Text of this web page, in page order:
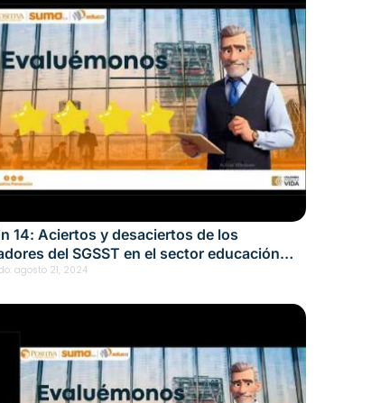
14: Aciertos y desaciertos de los
del SGSST en el sector educación
agosto 21, 2024
agosto 21, 2024